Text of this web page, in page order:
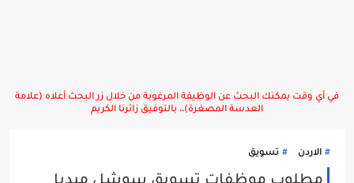
في أي وقت يمكنك البحث عن الوظيفة المرغوبة من خلال زر البحث أعلاه (علامة
العدسة المصغرة)،، بالتوفيق زائرنا الكريم
الاردن تسويق